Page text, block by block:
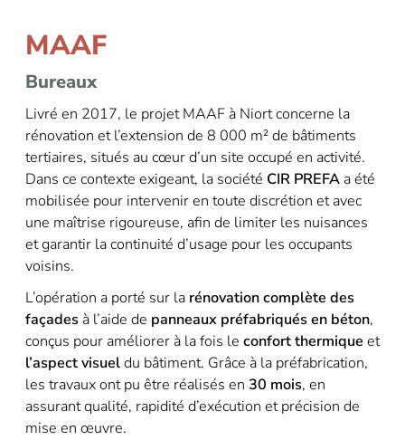
MAAF
Bureaux
Livré en 2017, le projet MAAF à Niort concerne la
rénovation et l’extension de 8 000 m² de bâtiments
tertiaires, situés au cœur d’un site occupé en activité.
Dans ce contexte exigeant, la société CIR PREFA a été
mobilisée pour intervenir en toute discrétion et avec
une maîtrise rigoureuse, afin de limiter les nuisances
et garantir la continuité d’usage pour les occupants
voisins.
L’opération a porté sur la rénovation complète des
façades à l’aide de panneaux préfabriqués en béton,
conçus pour améliorer à la fois le confort thermique et
l’aspect visueldu bâtiment. Grâce à la préfabrication,
les travaux ont pu être réalisés en 30 mois, en
assurant qualité, rapidité d’exécution et précision de
mise en œuvre.